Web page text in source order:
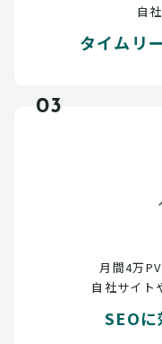
自
タイムリ
03
月間4万
自社サイト
SEOに